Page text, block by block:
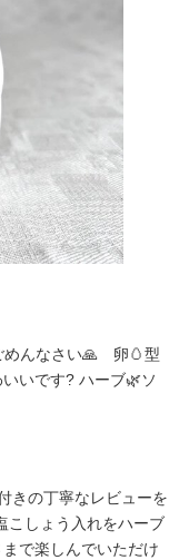
めんなさい🙏 卵🥚型
いです?️ ハーブ🌿ソ
きの丁寧なレビューを
こしょう入れをハーブ
で楽しんでいただけ